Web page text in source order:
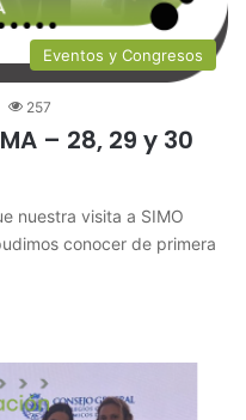
Eventos y Congresos
257
– 28, 29 y 30
nuestra visita a SIMO
conocer de primera